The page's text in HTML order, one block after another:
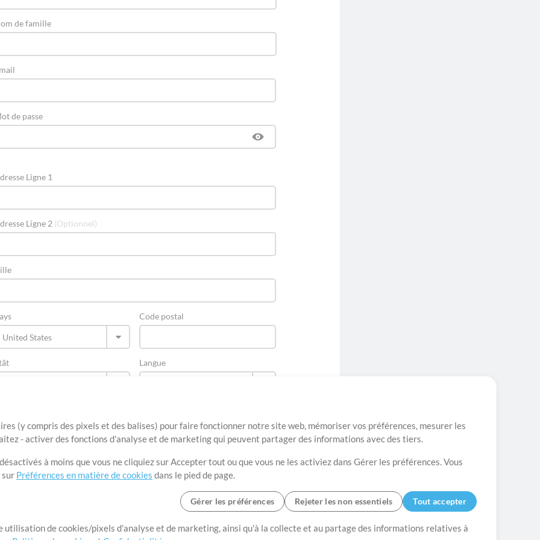
(y compris des pixels et des balises) pour faire fonctionner notre site web, mémoriser vos préférences, mesurer les
- activer des fonctions d'analyse et de marketing qui peuvent partager des informations avec des tiers.
à moins que vous ne cliquiez sur Accepter tout ou que vous ne les activiez dans Gérer les préférences. Vous
sur Préférences en matière de cookies dans le pied de page.
Gérer les préférences Rejeter les non essentiels Tout accepter
utilisation de cookies/pixels d'analyse et de marketing, ainsi qu'à la collecte et au partage des informations relatives à
de famille
de passe
Ligne 1
Ligne 2 (Optionnel)
Code postal
Langue
Conditions d’utilisation Confidentialité Préférences en matière de cookies
Contact